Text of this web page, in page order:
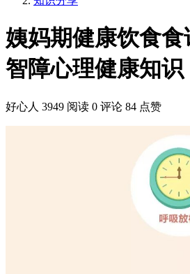
姨妈期健康饮食食
智障心理健康知识
好心人 3949 阅读 0 评论 84 点赞